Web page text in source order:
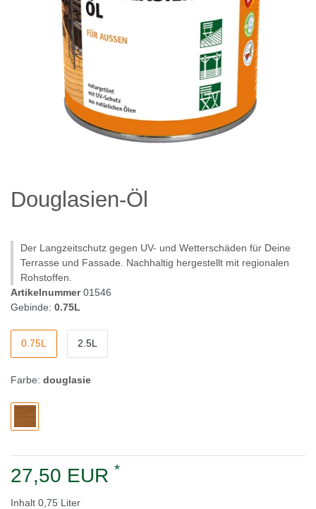
Douglasien-Öl
Der Langzeitschutz gegen UV- und Wetterschäden für Deine
Terrasse und Fassade. Nachhaltig hergestellt mit regionalen
Rohstoffen.
Artikelnummer01546
Gebinde: 0.75L
0.75L 2.5L
Farbe: douglasie
27,50 EUR *
Inhalt 0,75 Liter